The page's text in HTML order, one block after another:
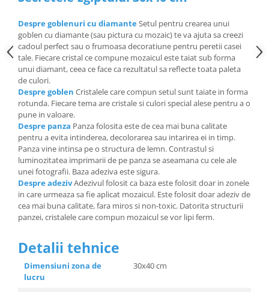
Despre goblenuri cu diamanteSetul pentru crearea unui
goblen cu diamante (sau pictura cu mozaic) te va ajuta sa creezi
cadoul perfect sau o frumoasa decoratiune pentru peretii casei
tale. Fiecare cristal ce compune mozaicul este taiat sub forma
unui diamant, ceea ce face ca rezultatul sa reflecte toata paleta
de culori.
Despre goblen Cristalele care compun setul sunt taiate in forma
rotunda. Fiecare tema are cristale si culori special alese pentru a o
pune in valoare.
Despre panza Panza folosita este de cea mai buna calitate
pentru a evita intinderea, decolorarea sau intarirea ei in timp.
Panza vine intinsa pe o structura de lemn. Contrastul si
luminozitatea imprimarii de pe panza se aseamana cu cele ale
unei fotografii. Baza adeziva este sigura.
Despre adezivAdezivul folosit ca baza este folosit doar in zonele
in care urmeaza sa fie aplicat mozaicul. Este folosit doar adeziv de
cea mai buna calitate, fara miros si non-toxic. Datorita structurii
panzei, cristalele care compun mozaicul se vor lipi ferm.
Detalii tehnice
Dimensiuni zona de
lucru
30x40 cm